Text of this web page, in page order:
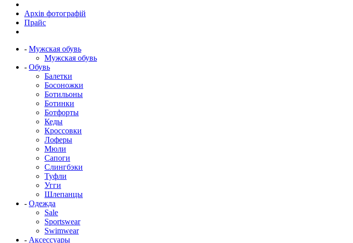
Архів фотографій
Прайс
- Мужская обувь
Мужская обувь
- Обувь
Балетки
Босоножки
Ботильоны
Ботинки
Ботфорты
Кеды
Кроссовки
Лоферы
Мюли
Сапоги
Слингбэки
Туфли
Угги
Шлепанцы
- Одежда
Sale
Sportswear
Swimwear
- Аксессуары